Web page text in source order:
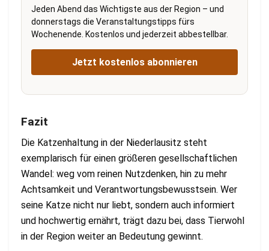
Jeden Abend das Wichtigste aus der Region – und
donnerstags die Veranstaltungstipps fürs
Wochenende. Kostenlos und jederzeit abbestellbar.
Jetzt kostenlos abonnieren
Fazit
Die Katzenhaltung in der Niederlausitz steht
exemplarisch für einen größeren gesellschaftlichen
Wandel: weg vom reinen Nutzdenken, hin zu mehr
Achtsamkeit und Verantwortungsbewusstsein. Wer
seine Katze nicht nur liebt, sondern auch informiert
und hochwertig ernährt, trägt dazu bei, dass Tierwohl
in der Region weiter an Bedeutung gewinnt.